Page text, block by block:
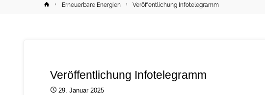
HomeErneuerbare Energien Veröffentlichung Infotelegramm
Veröffentlichung Infotelegramm
29. Januar 2025